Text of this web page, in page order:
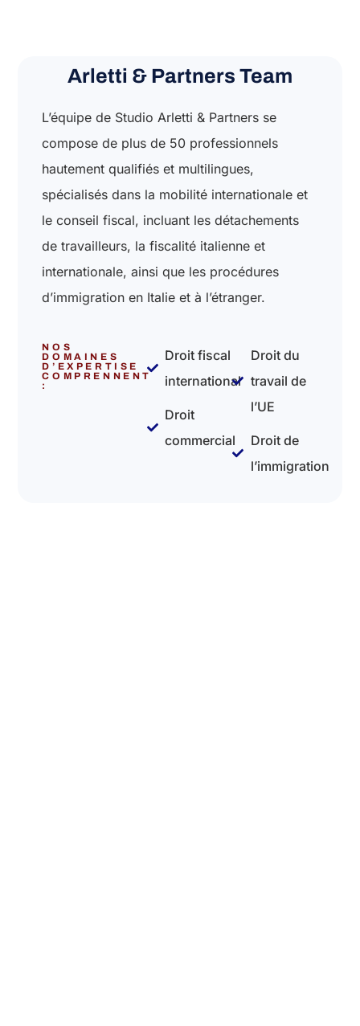
Arletti & Partners Team
L’équipe de Studio Arletti & Partners se
compose de plus de 50 professionnels
hautement qualifiés et multilingues,
spécialisés dans la mobilité internationale et
le conseil fiscal, incluant les détachements
de travailleurs, la fiscalité italienne et
internationale, ainsi que les procédures
d’immigration en Italie et à l’étranger.
NOS
DOMAINES
D’EXPERTISE
COMPRENNENT
:
Droit fiscal
international
Droit
commercial
Droit du
travail de
l’UE
Droit de
l’immigration